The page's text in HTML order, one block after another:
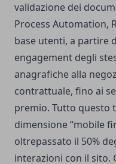
validazione dei
Process Automation,
base utenti, a partire
engagement degli
anagrafiche alla
contrattuale, fino ai
premio. Tutto questo
dimensione “mobile
oltrepassato il 50%
interazioni con il sito.